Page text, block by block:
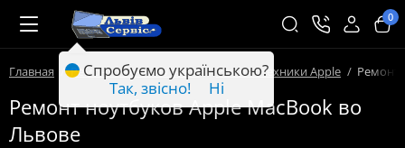
0
Главная Ремонт техники Львов Ремонт техники Apple Ремонт
Ремонт ноутбуков Apple MacBook во
Львове
Спробуємо українською?
Так, звісно!
Ні